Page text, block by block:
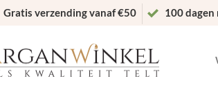
Gratis verzending vanaf €50 100